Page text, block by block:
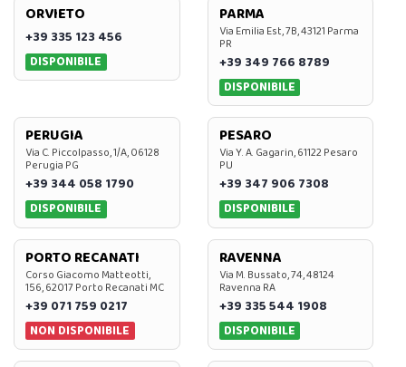
ORVIETO
+39 335 123 456
DISPONIBILE
PARMA
Via Emilia Est, 7B, 43121 Parma
PR
+39 349 766 8789
DISPONIBILE
PERUGIA
Via C. Piccolpasso, 1/A, 06128
Perugia PG
+39 344 058 1790
DISPONIBILE
PESARO
Via Y. A. Gagarin, 61122 Pesaro
PU
+39 347 906 7308
DISPONIBILE
PORTO RECANATI
Corso Giacomo Matteotti,
156, 62017 Porto Recanati MC
+39 071 759 0217
NON DISPONIBILE
RAVENNA
Via M. Bussato, 74, 48124
Ravenna RA
+39 335 544 1908
DISPONIBILE